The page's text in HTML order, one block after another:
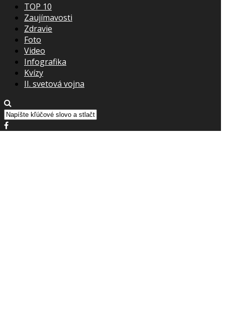
TOP 10
Zaujímavosti
Zdravie
Foto
Video
Infografika
Kvízy
II. svetová vojna